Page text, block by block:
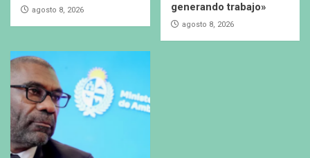
agosto 8, 2026
generando trabajo»
agosto 8, 2026